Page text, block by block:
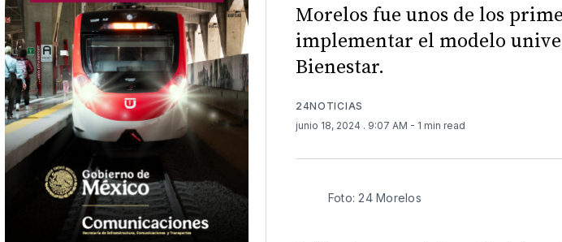
Morelos fue unos de los
implementar el modelo
Bienestar.
24NOTICIAS
junio 18, 2024 . 9:07 AM - 1 min read
Foto: 24 Morelos